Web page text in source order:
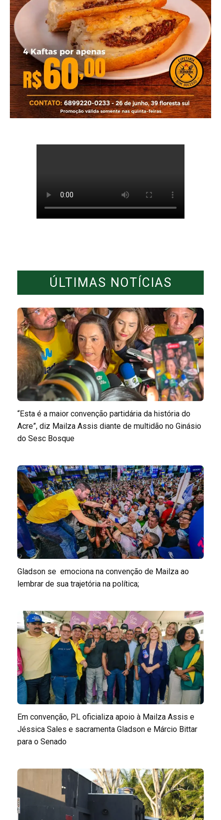
ÚLTIMAS NOTÍCIAS
“Esta é a maior convenção partidária da história do
Acre”, diz Mailza Assis diante de multidão no Ginásio
do Sesc Bosque
Gladson se emociona na convenção de Mailza ao
lembrar de sua trajetória na política;
Em convenção, PL oficializa apoio à Mailza Assis e
Jéssica Sales e sacramenta Gladson e Márcio Bittar
para o Senado